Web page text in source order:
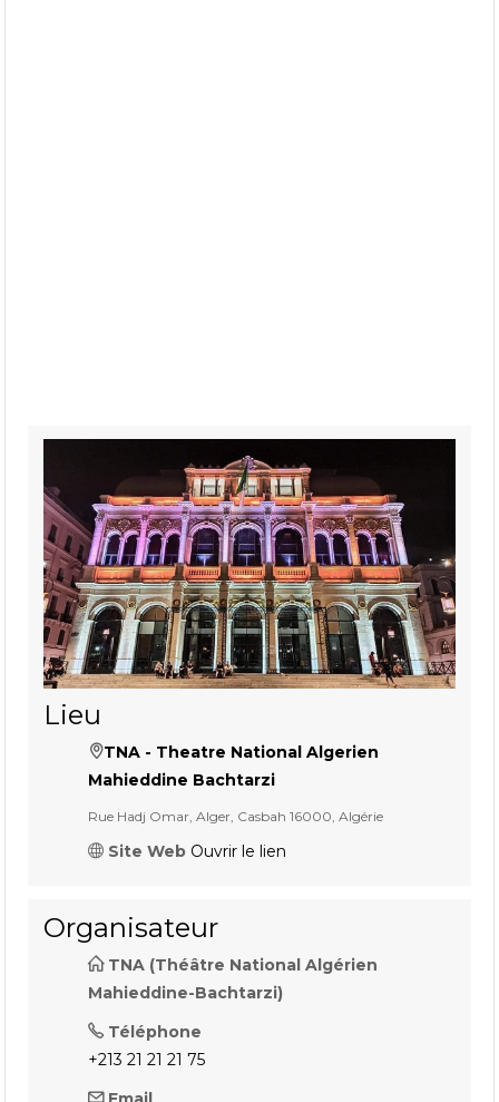
Lieu
TNA - Theatre National Algerien
Mahieddine Bachtarzi
Rue Hadj Omar, Alger, Casbah 16000, Algérie
Site Web Ouvrir le lien
Organisateur
TNA (Théâtre National Algérien
Mahieddine-Bachtarzi)
Téléphone
+213 21 21 21 75